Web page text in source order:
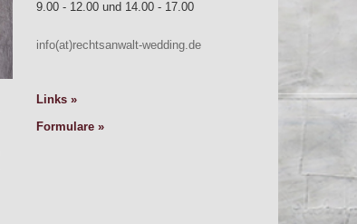
9.00 - 12.00 und 14.00 - 17.00
info(at)rechtsanwalt-wedding.de
Links
Formulare